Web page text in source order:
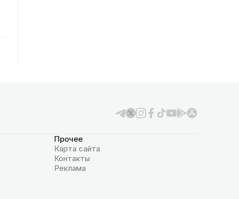
Прочее
Карта сайта
Контакты
Реклама